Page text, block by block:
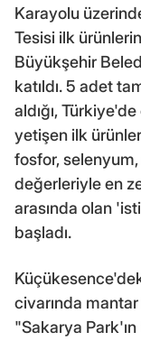
Karayolu
Tesisi ilk
Büyükşehir
katıldı. 5 adet
aldığı,
yetişen ilk
fosfor,
değerleriyle en
arasında olan
başladı.
civarında
"Sakarya Park'ın